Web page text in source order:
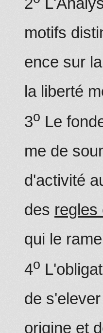
motifs
ence sur
la liberté
3o Le
me de
d'activité
des regles
qui le
4o
de
origine et